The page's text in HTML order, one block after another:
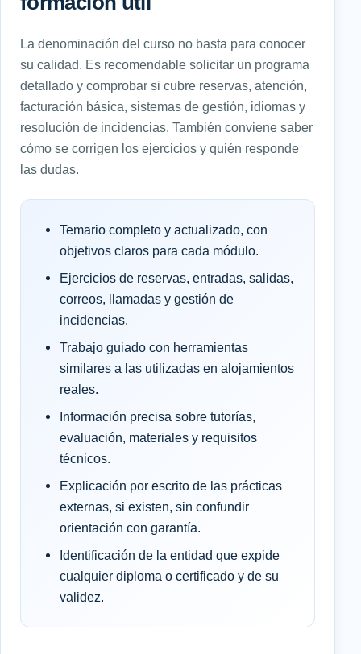
La denominación del curso no basta para conocer
su calidad. Es recomendable solicitar un programa
detallado y comprobar si cubre reservas, atención,
facturación básica, sistemas de gestión, idiomas y
resolución de incidencias. También conviene saber
cómo se corrigen los ejercicios y quién responde
las dudas.
Temario completo y actualizado, con
objetivos claros para cada módulo.
Ejercicios de reservas, entradas, salidas,
correos, llamadas y gestión de
incidencias.
Trabajo guiado con herramientas
similares a las utilizadas en alojamientos
reales.
Información precisa sobre tutorías,
evaluación, materiales y requisitos
técnicos.
Explicación por escrito de las prácticas
externas, si existen, sin confundir
orientación con garantía.
Identificación de la entidad que expide
cualquier diploma o certificado y de su
validez.